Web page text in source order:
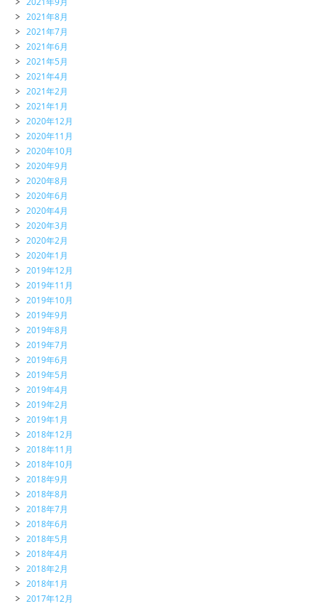
2021年8月
2021年7月
2021年6月
2021年5月
2021年4月
2021年2月
2021年1月
2020年12月
2020年11月
2020年10月
2020年9月
2020年8月
2020年6月
2020年4月
2020年3月
2020年2月
2020年1月
2019年12月
2019年11月
2019年10月
2019年9月
2019年8月
2019年7月
2019年6月
2019年5月
2019年4月
2019年2月
2019年1月
2018年12月
2018年11月
2018年10月
2018年9月
2018年8月
2018年7月
2018年6月
2018年5月
2018年4月
2018年2月
2018年1月
2017年12月